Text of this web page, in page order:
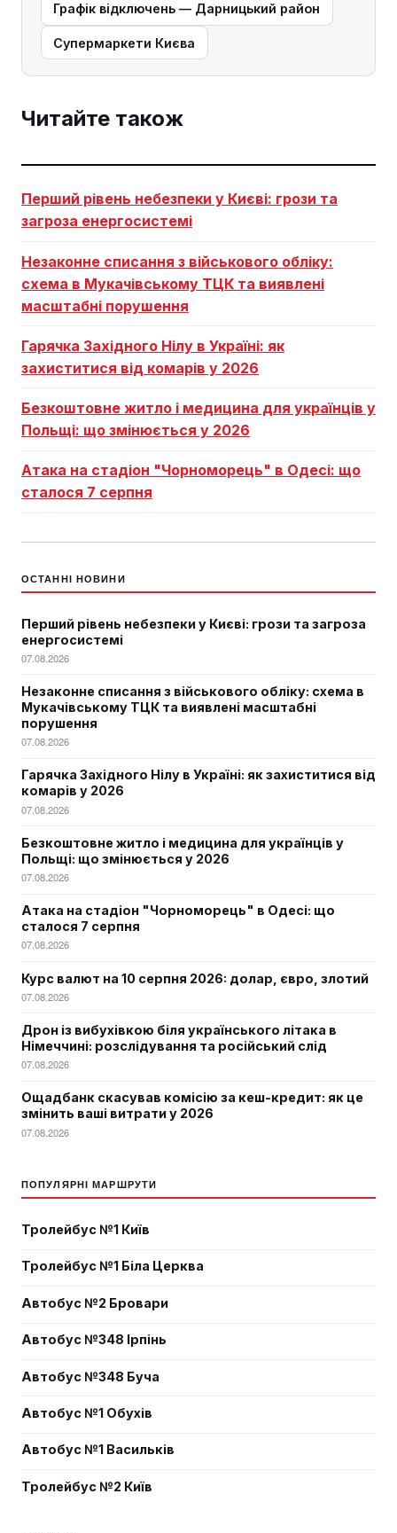
Графік відключень — Дарницький район
Супермаркети Києва
Читайте також
Перший рівень небезпеки у Києві: грози та
загроза енергосистемі
Незаконне списання з військового обліку:
схема в Мукачівському ТЦК та виявлені
масштабні порушення
Гарячка Західного Нілу в Україні: як
захиститися від комарів у 2026
Безкоштовне житло і медицина для українців у
Польщі: що змінюється у 2026
Атака на стадіон "Чорноморець" в Одесі: що
сталося 7 серпня
ОСТАННІ НОВИНИ
Перший рівень небезпеки у Києві: грози та загроза
енергосистемі
07.08.2026
Незаконне списання з військового обліку: схема в
Мукачівському ТЦК та виявлені масштабні
порушення
07.08.2026
Гарячка Західного Нілу в Україні: як захиститися від
комарів у 2026
07.08.2026
Безкоштовне житло і медицина для українців у
Польщі: що змінюється у 2026
07.08.2026
Атака на стадіон "Чорноморець" в Одесі: що
сталося 7 серпня
07.08.2026
Курс валют на 10 серпня 2026: долар, євро, злотий
07.08.2026
Дрон із вибухівкою біля українського літака в
Німеччині: розслідування та російський слід
07.08.2026
Ощадбанк скасував комісію за кеш-кредит: як це
змінить ваші витрати у 2026
07.08.2026
ПОПУЛЯРНІ МАРШРУТИ
Тролейбус №1 Київ
Тролейбус №1 Біла Церква
Автобус №2 Бровари
Автобус №348 Ірпінь
Автобус №348 Буча
Автобус №1 Обухів
Автобус №1 Васильків
Тролейбус №2 Київ